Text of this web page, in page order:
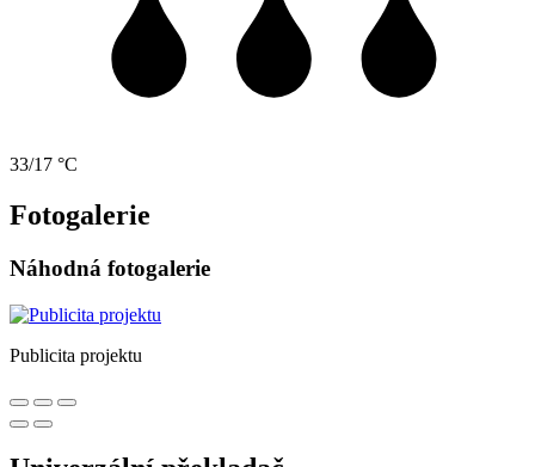
33/17 °C
Fotogalerie
Náhodná fotogalerie
Publicita projektu